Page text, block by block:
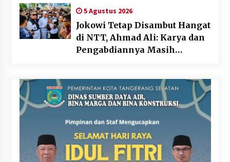
Kepemimpinan Perempuan
Bukan Dominasi, Tapi
Merawat Dan Merangkul
5 Agustus 2026
Jokowi Tetap Disambut Hangat
di NTT, Ahmad Ali: Karya dan
Pengabdiannya Masih